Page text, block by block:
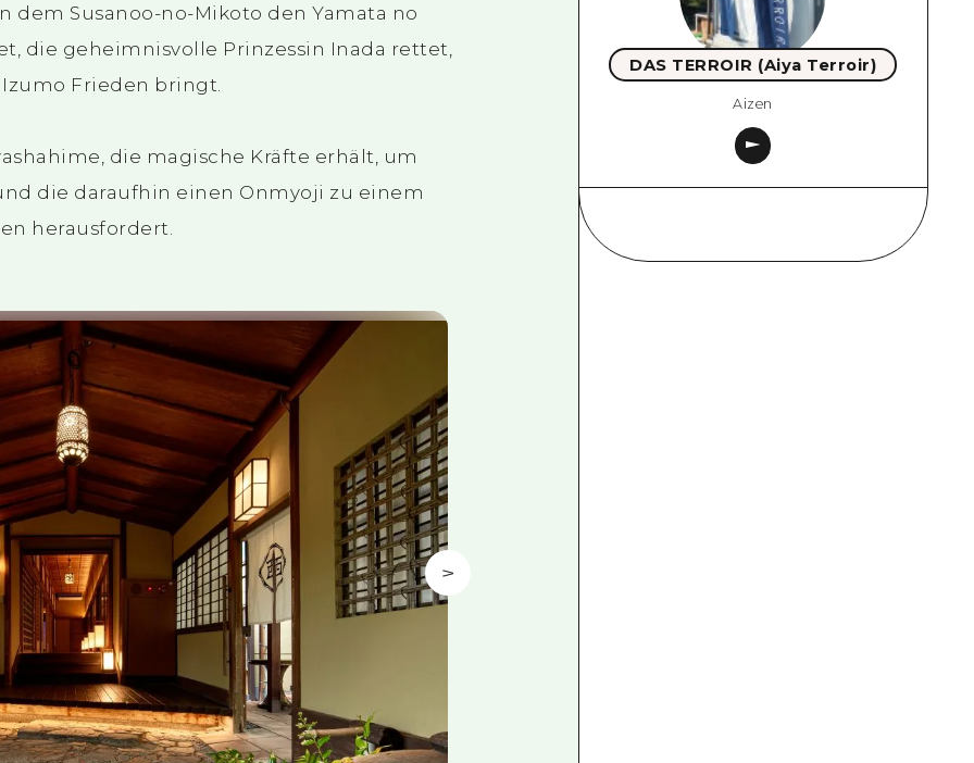
dem Susanoo-no-Mikoto den Yamata no
die geheimnisvolle Prinzessin Inada rettet,
Frieden bringt.
die magische Kräfte erhält, um
die daraufhin einen Onmyoji zu einem
herausfordert.
DAS TERROIR (Aiya Terroir)
Aizen